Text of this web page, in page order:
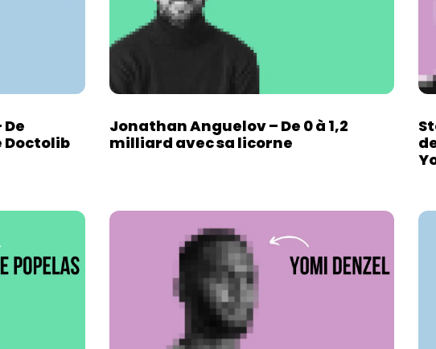
Doctolib
Jonathan Anguelov – De 0 à 1,2
milliard avec sa licorne